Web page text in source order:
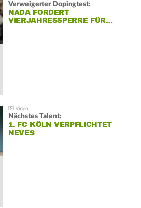
Verweigerter Dopingtest:
NADA FORDERT
VIERJAHRESSPERRE FÜR…
Nächstes Talent:
1. FC KÖLN VERPFLICHTET
NEVES